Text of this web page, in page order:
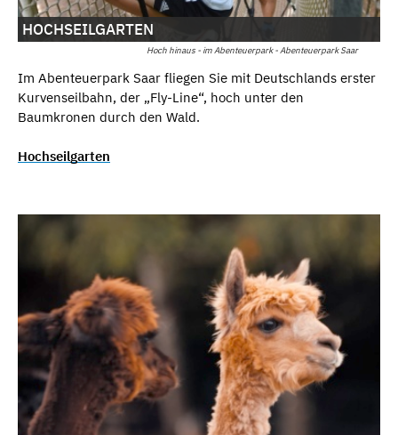
Hoch hinaus - im Abenteuerpark - Abenteuerpark Saar
HOCHSEILGARTEN
Im Abenteuerpark Saar fliegen Sie mit Deutschlands erster
Kurvenseilbahn, der „Fly-Line“, hoch unter den
Baumkronen durch den Wald.
Hochseilgarten